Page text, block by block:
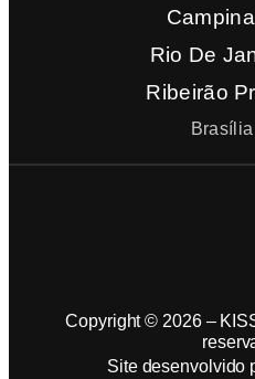
Rio De
Ribeirão
Copyright © 2026 –
Site desenvolvido